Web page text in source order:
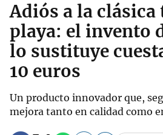
Adiós a la clásica
playa: el invento
lo sustituye
10 euros
Un producto innovador que,
mejora tanto en calidad como